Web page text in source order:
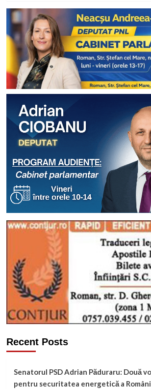
Recent Posts
Senatorul PSD Adrian Păduraru: Două
pentru securitatea energetică a